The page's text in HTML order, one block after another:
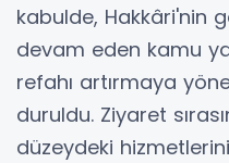
kabulde, Hakkâri'nin
devam eden kamu
refahı artırmaya
duruldu. Ziyaret
düzeydeki